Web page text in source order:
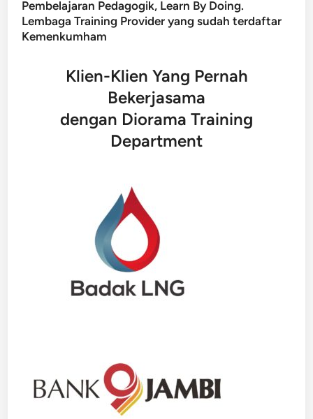
Pembelajaran Pedagogik, Learn By Doing.
Lembaga Training Provider yang sudah terdaftar
Kemenkumham
Klien-Klien Yang Pernah
Bekerjasama
dengan Diorama Training
Department